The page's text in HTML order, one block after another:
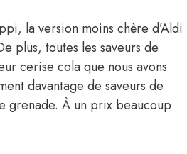
la version moins chère d’Aldi
plus, toutes les saveurs de
cerise cola que nous avons
davantage de saveurs de
grenade. À un prix beaucoup